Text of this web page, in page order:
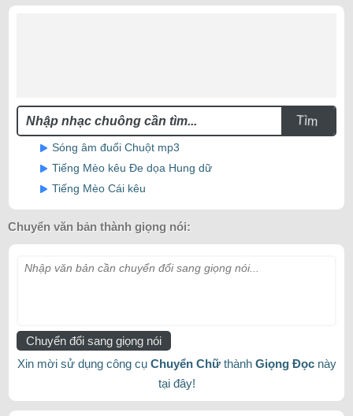
Tìm
Sóng âm đuổi Chuột mp3
Tiếng Mèo kêu Đe dọa Hung dữ
Tiếng Mèo Cái kêu
Chuyển văn bản thành giọng nói:
Nhập văn bản cần chuyển đổi sang giọng nói...
Chuyển đổi sang giọng nói
Xin mời sử dụng công cụ Chuyển Chữthành Giọng Đọcnày
tại đây!